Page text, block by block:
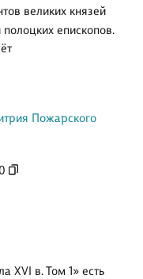
великих князей
епископов.
Пожарского
XVI в. Том 1» есть